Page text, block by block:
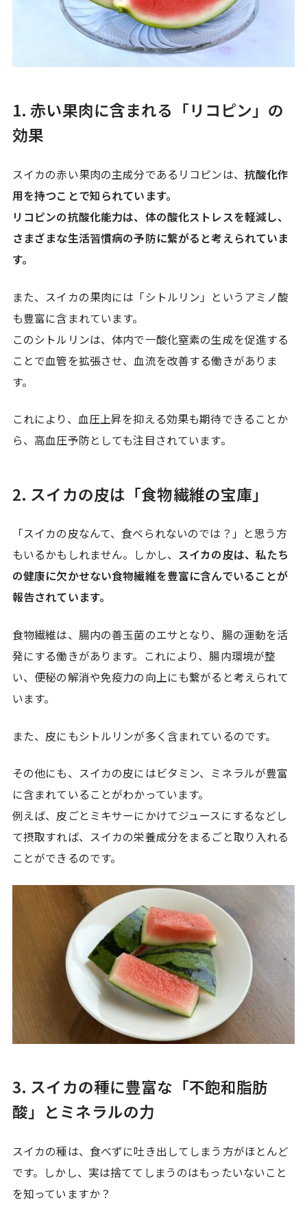
1. 赤い果肉に含まれる「リコピン」の
効果
スイカの赤い果肉の主成分であるリコピンは、 抗酸化作
用を持つことで知られています。
リコピンの抗酸化能力は、体の酸化ストレスを軽減し、
さまざまな生活習慣病の予防に繋がると考えられていま
す。
また、スイカの果肉には「シトルリン」というアミノ酸
も豊富に含まれています。
このシトルリンは、体内で一酸化窒素の生成を促進する
ことで血管を拡張させ、血流を改善する働きがありま
す。
これにより、血圧上昇を抑える効果も期待できることか
ら、高血圧予防としても注目されています。
2. スイカの皮は「食物繊維の宝庫」
「スイカの皮なんて、食べられないのでは？」と思う方
もいるかもしれません。しかし、 スイカの皮は、私たち
の健康に欠かせない食物繊維を豊富に含んでいることが
報告されています。
食物繊維は、腸内の善玉菌のエサとなり、腸の運動を活
発にする働きがあります。これにより、腸内環境が整
い、便秘の解消や免疫力の向上にも繋がると考えられて
います。
また、皮にもシトルリンが多く含まれているのです。
その他にも、スイカの皮にはビタミン、ミネラルが豊富
に含まれていることがわかっています。
例えば、皮ごとミキサーにかけてジュースにするなどし
て摂取すれば、スイカの栄養成分をまるごと取り入れる
ことができるのです。
3. スイカの種に豊富な「不飽和脂肪
酸」とミネラルの力
スイカの種は、食べずに吐き出してしまう方がほとんど
です。しかし、実は捨ててしまうのはもったいないこと
を知っていますか？